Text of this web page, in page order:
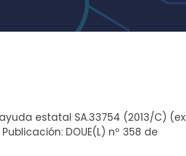
estatal SA.33754 (2013/C) (ex
DOUE(L) nº 358 de